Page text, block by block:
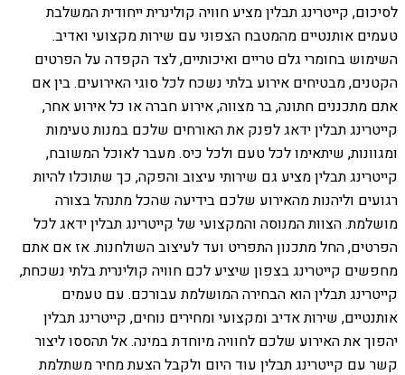
לסיכום, קייטרינג תבלין מציע חוויה קולינרית ייחודית המשלבת
טעמים אותנטיים מהמטבח הצפוני עם שירות מקצועי ואדיב.
השימוש בחומרי גלם טריים ואיכותיים, לצד הקפדה על הפרטים
הקטנים, מבטיחים אירוע בלתי נשכח לכל סוגי האירועים. בין אם
אתם מתכננים חתונה, בר מצווה, אירוע חברה או כל אירוע אחר,
קייטרינג תבלין ידאג לפנק את האורחים שלכם במנות טעימות
ומגוונות, שיתאימו לכל טעם ולכל כיס. מעבר לאוכל המשובח,
קייטרינג תבלין מציע גם שירותי עיצוב והפקה, כך שתוכלו להיות
רגועים וליהנות מהאירוע שלכם בידיעה שהכל מתנהל בצורה
מושלמת. הצוות המנוסה והמקצועי של קייטרינג תבלין ידאג לכל
הפרטים, החל מתכנון התפריט ועד לעיצוב השולחנות. אז אם אתם
מחפשים קייטרינג בצפון שיציע לכם חוויה קולינרית בלתי נשכחת,
קייטרינג תבלין הוא הבחירה המושלמת עבורכם. עם טעמים
אותנטיים, שירות אדיב ומקצועי ומחירים נוחים, קייטרינג תבלין
יהפוך את האירוע שלכם לחוויה מיוחדת במינה. אל תהססו ליצור
קשר עם קייטרינג תבלין עוד היום ולקבל הצעת מחיר משתלמת